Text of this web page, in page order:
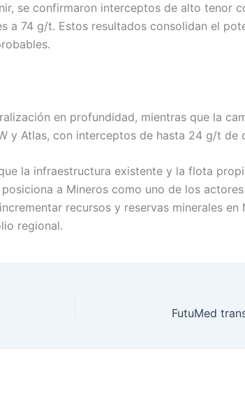
se confirmaron interceptos de alto tenor
a 74 g/t. Estos resultados consolidan el
en profundidad, mientras que la
y Atlas, con interceptos de hasta 24 g/t
la infraestructura existente y la flota
a Mineros como uno de los
recursos y reservas minerales
regional.